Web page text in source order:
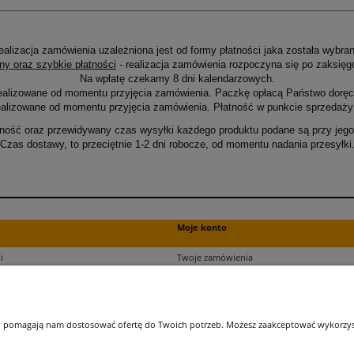
zamówienia uzależniona jest od formy płatności jaka została
oraz szybkie płatności - realizacja zamówienia rozpoczyna się po
Na wpłatę czekamy 8 dni kalendarzowych.
od momentu przyjęcia zamówienia. Paczkę opłacą Państwo
od momentu przyjęcia zamówienia. Płatność w punkcie
oraz przewidywany czas wysyłki każdego produktu podane są przy
Czas dostawy, to przeciętnie 1-2 dni robocze, od momentu nadania przesyłki.
Moje konto
Twoje zamówienia
nam dostosować ofertę do Twoich potrzeb. Możesz zaakceptować